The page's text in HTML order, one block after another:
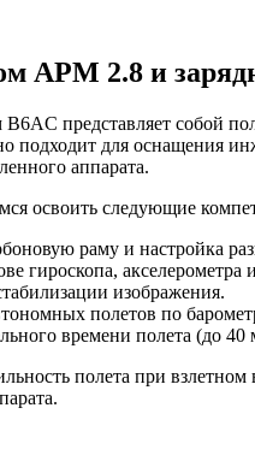
APM 2.8 и
представляет собой
подходит для оснащения
аппарата.
освоить следующие
раму и настройка
гироскопа, акселерометра
изображения.
полетов по
времени полета (до 40
полета при взлетном